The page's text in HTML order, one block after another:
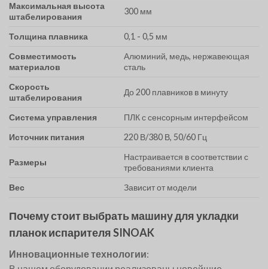
Максимальная высота
штабелирования
300 мм
Толщина плавника
0,1 - 0,5 мм
Совместимость
материалов
Алюминий, медь, нержавеющая
сталь
Скорость
штабелирования
До 200 плавников в минуту
Система управления
ПЛК с сенсорным интерфейсом
Источник питания
220 В/380 В, 50/60 Гц
Размеры
Настраивается в соответствии с
требованиями клиента
Вес
Зависит от модели
Почему стоит выбрать машину для укладки
планок испарителя SINOAK
Инновационные технологии: